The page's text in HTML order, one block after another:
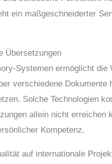
ein maßgeschneiderter
Übersetzungen
Systemen ermöglicht
verschiedene Dokumente
Solche Technologien
allein nicht
Kompetenz.
auf internationale